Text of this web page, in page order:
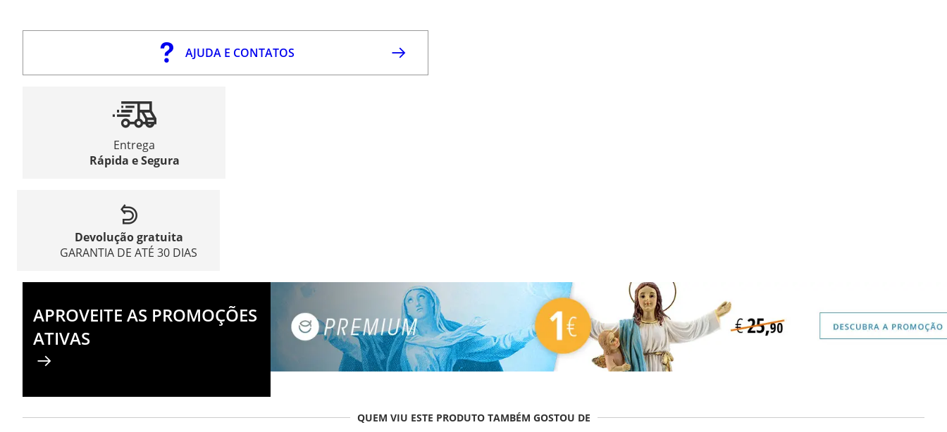
AJUDA E CONTATOS
Entrega
Rápida e Segura
Devolução gratuita
GARANTIA DE ATÉ 30 DIAS
APROVEITE AS PROMOÇÕES
ATIVAS
QUEM VIU ESTE PRODUTO TAMBÉM GOSTOU DE